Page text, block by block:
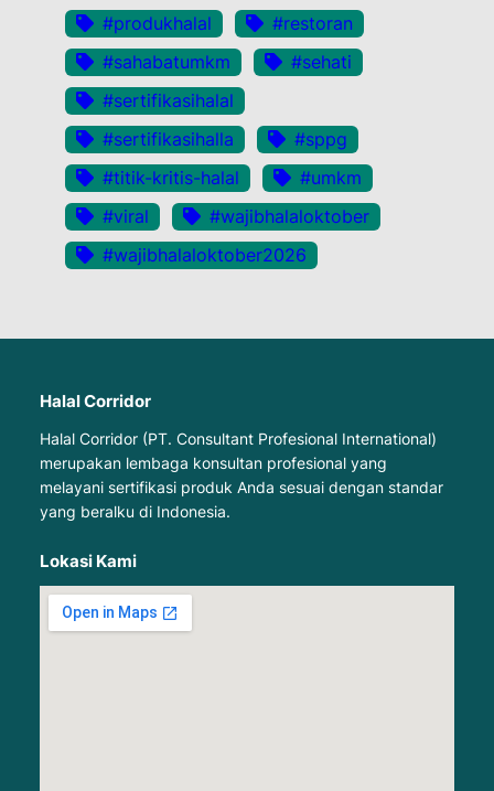
#produkhalal
#restoran
#sahabatumkm
#sehati
#sertifikasihalal
#sertifikasihalla
#sppg
#titik-kritis-halal
#umkm
#viral
#wajibhalaloktober
#wajibhalaloktober2026
Halal Corridor
Halal Corridor (PT. Consultant Profesional International)
merupakan lembaga konsultan profesional yang
melayani sertifikasi produk Anda sesuai dengan standar
yang beralku di Indonesia.
Lokasi Kami